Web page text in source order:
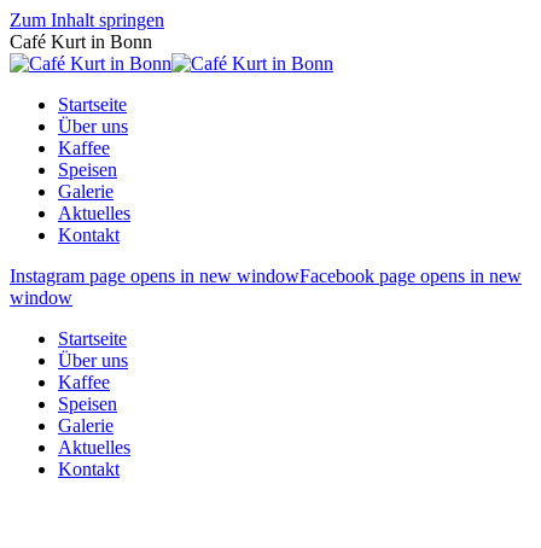
Zum Inhalt springen
Café Kurt in Bonn
Startseite
Über uns
Kaffee
Speisen
Galerie
Aktuelles
Kontakt
Instagram page opens in new windowFacebook page opens in new
window
Startseite
Über uns
Kaffee
Speisen
Galerie
Aktuelles
Kontakt